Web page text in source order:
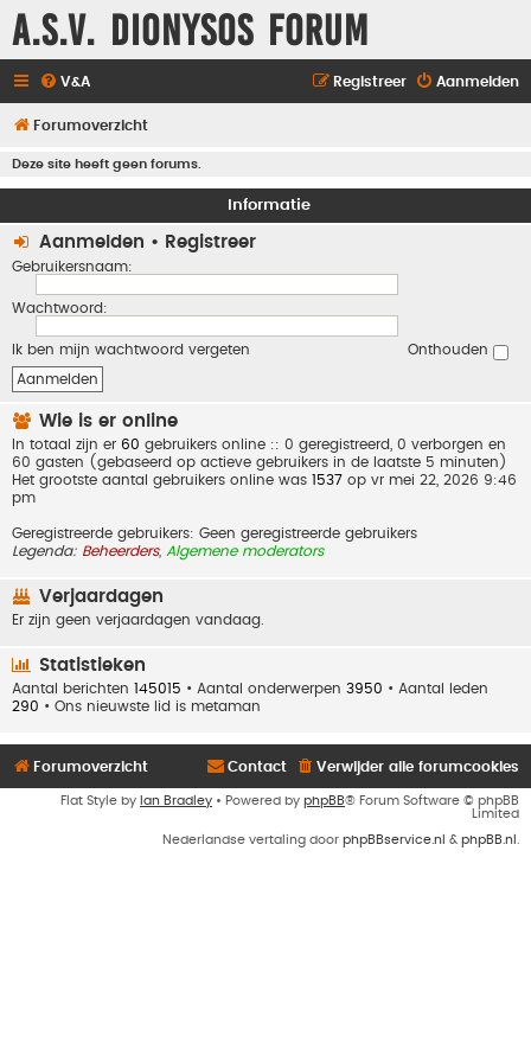
A.S.V. Dionysos Forum
V&A Aanmelden
Registreer
Forumoverzicht
Deze site heeft geen forums.
Informatie
Aanmelden • Registreer
Gebruikersnaam:
Wachtwoord:
Ik ben mijn wachtwoord vergeten Onthouden
Wie is er online
In totaal zijn er 60 gebruikers online :: 0 geregistreerd, 0 verborgen en
60 gasten (gebaseerd op actieve gebruikers in de laatste 5 minuten)
Het grootste aantal gebruikers online was 1537 op vr mei 22, 2026 9:46
pm
Geregistreerde gebruikers: Geen geregistreerde gebruikers
Legenda: Beheerders, Algemene moderators
Verjaardagen
Er zijn geen verjaardagen vandaag.
Statistieken
Aantal berichten 145015 • Aantal onderwerpen 3950 • Aantal leden
290 • Ons nieuwste lid is metaman
Forumoverzicht Verwijder alle forumcookies
Contact
Flat Style by Ian Bradley • Powered by phpBB® Forum Software © phpBB
Limited
Nederlandse vertaling door phpBBservice.nl & phpBB.nl